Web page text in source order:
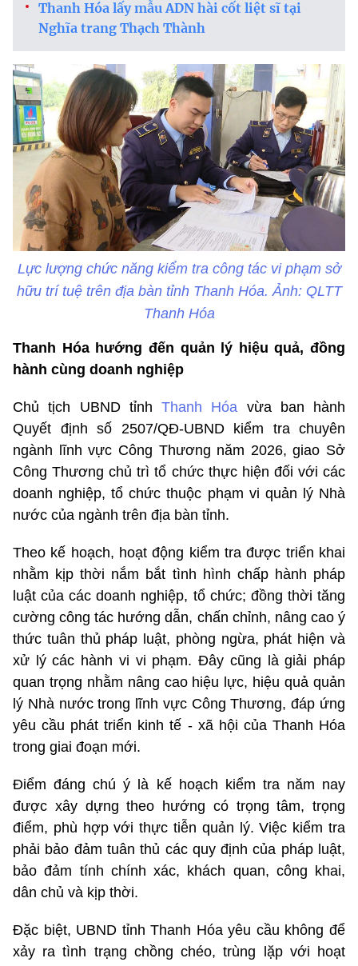
Thanh Hóa lấy mẫu ADN hài cốt liệt sĩ tại
Nghĩa trang Thạch Thành
Lực lượng chức năng kiểm tra công tác vi phạm sở
hữu trí tuệ trên địa bàn tỉnh Thanh Hóa. Ảnh: QLTT
Thanh Hóa
Thanh Hóa hướng đến quản lý hiệu quả, đồng
hành cùng doanh nghiệp
Chủ tịch UBND tỉnh Thanh Hóa vừa ban hành
Quyết định số 2507/QĐ-UBND kiểm tra chuyên
ngành lĩnh vực Công Thương năm 2026, giao Sở
Công Thương chủ trì tổ chức thực hiện đối với các
doanh nghiệp, tổ chức thuộc phạm vi quản lý Nhà
nước của ngành trên địa bàn tỉnh.
Theo kế hoạch, hoạt động kiểm tra được triển khai
nhằm kịp thời nắm bắt tình hình chấp hành pháp
luật của các doanh nghiệp, tổ chức; đồng thời tăng
cường công tác hướng dẫn, chấn chỉnh, nâng cao ý
thức tuân thủ pháp luật, phòng ngừa, phát hiện và
xử lý các hành vi vi phạm. Đây cũng là giải pháp
quan trọng nhằm nâng cao hiệu lực, hiệu quả quản
lý Nhà nước trong lĩnh vực Công Thương, đáp ứng
yêu cầu phát triển kinh tế - xã hội của Thanh Hóa
trong giai đoạn mới.
Điểm đáng chú ý là kế hoạch kiểm tra năm nay
được xây dựng theo hướng có trọng tâm, trọng
điểm, phù hợp với thực tiễn quản lý. Việc kiểm tra
phải bảo đảm tuân thủ các quy định của pháp luật,
bảo đảm tính chính xác, khách quan, công khai,
dân chủ và kịp thời.
Đặc biệt, UBND tỉnh Thanh Hóa yêu cầu không để
xảy ra tình trạng chồng chéo, trùng lặp với hoạt